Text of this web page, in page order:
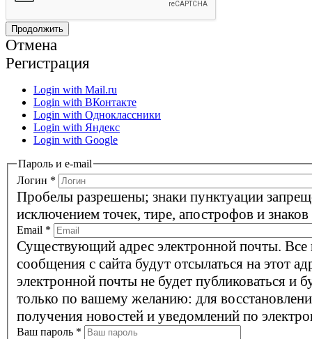
Отмена
Регистрация
Login with Mail.ru
Login with ВКонтакте
Login with Одноклассники
Login with Яндекс
Login with Google
Пароль и e-mail
Логин *
Пробелы разрешены; знаки пунктуации
исключением точек, тире, апострофов и
Email *
Существующий адрес электронной почты. Все
сообщения с сайта будут отсылаться на этот
электронной почты не будет публиковаться и
только по вашему желанию: для
получения новостей и уведомлений по
Ваш пароль *